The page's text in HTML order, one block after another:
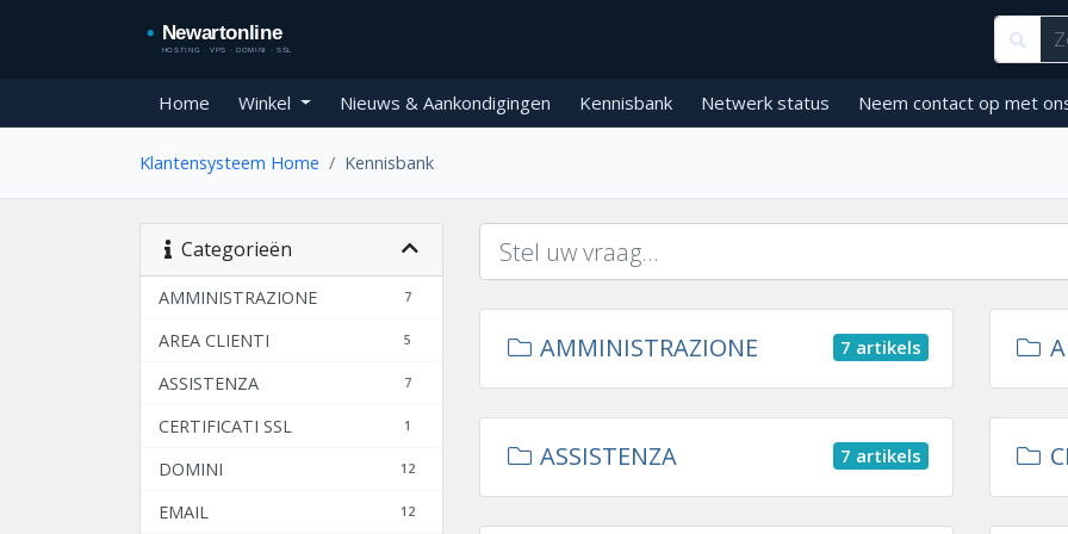
Home Winkel Nieuws & Aankondigingen Kennisbank Netwerk status Neem contact op met
Klantensysteem Home Kennisbank
Categorieën
7
AMMINISTRAZIONE
5
AREA CLIENTI
7
ASSISTENZA
1
CERTIFICATI SSL
12
DOMINI
12
EMAIL
7 artikels
AMMINISTRAZIONE
7 artikels
ASSISTENZA